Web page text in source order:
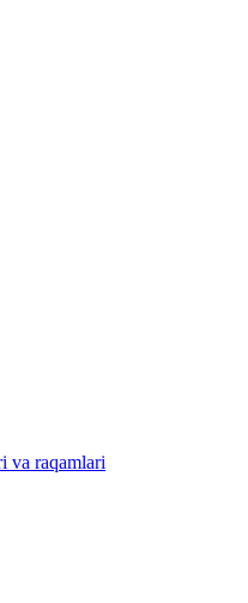
va raqamlari